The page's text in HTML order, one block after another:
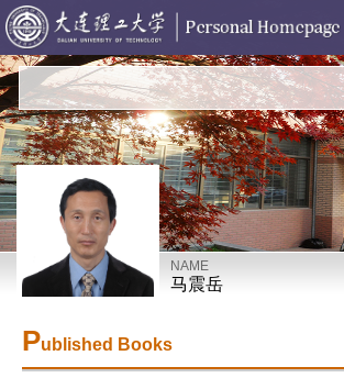
NAME
马震岳
Published Books